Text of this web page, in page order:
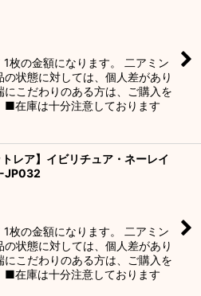
枚の金額になります。 二アミン
の状態に対しては、個人差があり
にこだわりのある方は、ご購入を
■在庫は十分注意しております
トレア】イビリチュア・ネーレイ
JP032
枚の金額になります。 二アミン
の状態に対しては、個人差があり
にこだわりのある方は、ご購入を
■在庫は十分注意しております